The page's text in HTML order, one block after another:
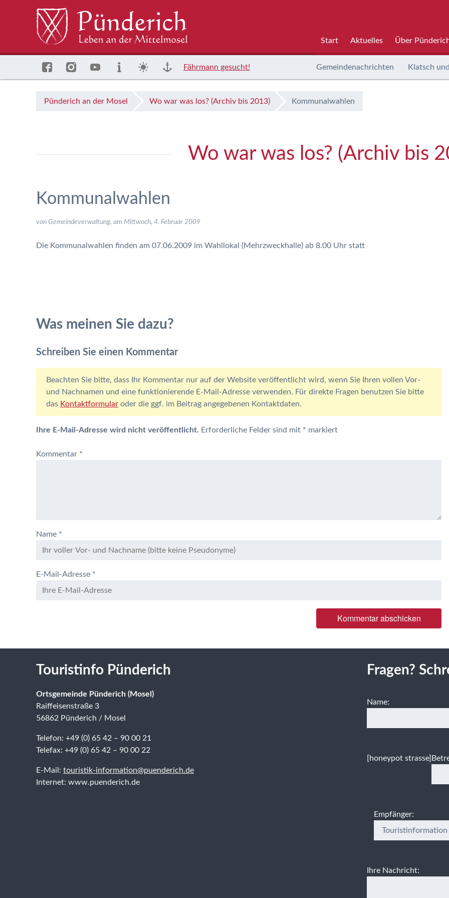
Start Aktuelles Über
Fährmann gesucht! Gemeindenachrichten Klatsch
Pünderich an der Mosel Wo war was los? (Archiv bis 2013) Kommunalwahlen
Wo war was los? (Archiv bis
Kommunalwahlen
von Gemeindeverwaltung, am Mittwoch, 4. Februar 2009
Die Kommunalwahlen finden am 07.06.2009 im Wahllokal (Mehrzweckhalle) ab 8.00 Uhr statt
Was meinen Sie dazu?
Schreiben Sie einen Kommentar
Beachten Sie bitte, dass Ihr Kommentar nur auf der Website veröffentlicht wird, wenn Sie Ihren vollen Vor-
und Nachnamen und eine funktionierende E-Mail-Adresse verwenden. Für direkte Fragen benutzen Sie bitte
das Kontaktformular oder die ggf. im Beitrag angegebenen Kontaktdaten.
Ihre E-Mail-Adresse wird nicht veröffentlicht. Erforderliche Felder sind mit * markiert
Kommentar *
Name *
E-Mail-Adresse *
Touristinfo Pünderich
Ortsgemeinde Pünderich (Mosel)
Raiffeisenstraße 3
56862 Pünderich / Mosel
Telefon: +49 (0) 65 42 – 90 00 21
Telefax: +49 (0) 65 42 – 90 00 22
E-Mail: touristik-information@puenderich.de
Internet: www.puenderich.de
Fragen?
Name:
[honeypot strasse]
Empfänger:
Ihre Nachricht: